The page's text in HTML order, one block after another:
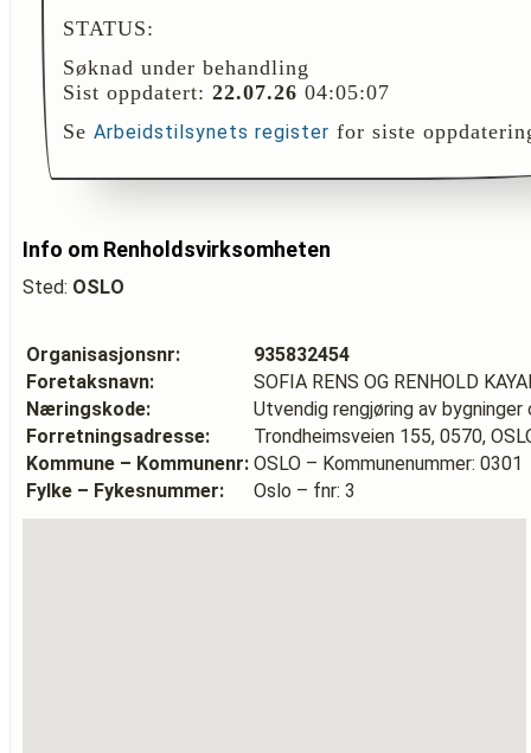
STATUS:
Søknad under behandling
Sist oppdatert: 22.07.26 04:05:07
Se Arbeidstilsynets register for siste
Info om Renholdsvirksomheten
Sted: OSLO
Organisasjonsnr:
935832454
Foretaksnavn:
SOFIA RENS OG RENHOLD
Næringskode:
Utvendig rengjøring av
Forretningsadresse:
Trondheimsveien 155, 0570,
Kommune – Kommunenr: OSLO – Kommunenummer: 0301
Fylke – Fykesnummer:
Oslo – fnr: 3